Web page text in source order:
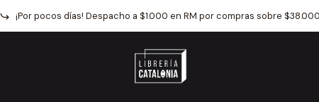
¡Por pocos días! Despacho a $1.000 en RM por compras sobre $38.000
Inicio Catálogo Artes Musica Piensa En Mi Como Soy
|
Piensa En Mi